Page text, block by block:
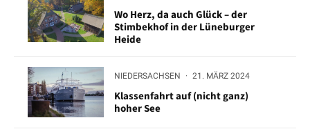
Wo Herz, da auch Glück – der
Stimbekhof in der Lüneburger
Heide
NIEDERSACHSEN · 21. MÄRZ 2024
Klassenfahrt auf (nicht ganz)
hoher See